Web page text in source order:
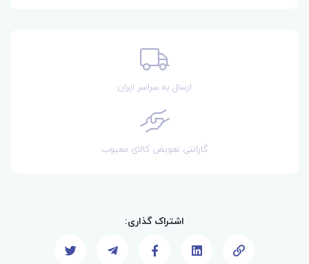
ارسال به سراسر ایران
گارانتی تعویض کالای معیوب
اشتراک گذاری: